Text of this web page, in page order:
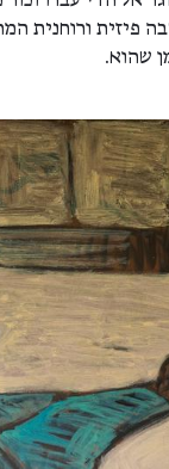
פיזית ורוחנית
שהוא.